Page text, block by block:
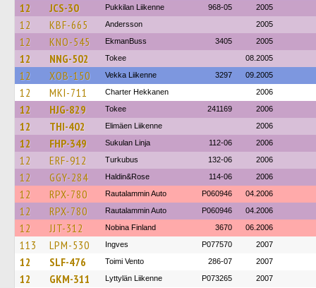
12 JCS-30 Pukkilan Liikenne 968-05 2005
12 KBF-665 Andersson 2005
12 KNO-545 EkmanBuss 3405 2005
12 NNG-502 Tokee 08.2005
12 XOB-150 Vekka Liikenne 3297 09.2005
12 MKI-711 Charter Hekkanen 2006
12 HJG-829 Tokee 241169 2006
12 THI-402 Elimäen Liikenne 2006
12 FHP-349 Sukulan Linja 112-06 2006
12 ERF-912 Turkubus 132-06 2006
12 GGY-284 Haldin&Rose 114-06 2006
12 RPX-780 Rautalammin Auto P060946 04.2006
12 RPX-780 Rautalammin Auto P060946 04.2006
12 JJT-312 Nobina Finland 3670 06.2006
113 LPM-530 Ingves P077570 2007
12 SLF-476 Toimi Vento 286-07 2007
12 GKM-311 Lyttylän Liikenne P073265 2007